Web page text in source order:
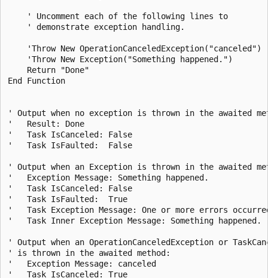
    ' Uncomment each of the following lines to
    ' demonstrate exception handling.
    'Throw New OperationCanceledException("canceled")
    'Throw New Exception("Something happened.")
    Return "Done"
End Function
' Output when no exception is thrown in the awaited
'   Result: Done
'   Task IsCanceled: False
'   Task IsFaulted:  False
' Output when an Exception is thrown in the awaited
'   Exception Message: Something happened.
'   Task IsCanceled: False
'   Task IsFaulted:  True
'   Task Exception Message: One or more errors
'   Task Inner Exception Message: Something happened.
' Output when an OperationCanceledException or
' is thrown in the awaited method:
'   Exception Message: canceled
'   Task IsCanceled: True